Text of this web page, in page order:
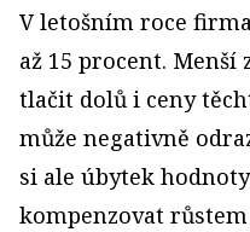
V letošním roce
až 15 procent. Menší
tlačit dolů i ceny
může negativně
si ale úbytek
kompenzovat